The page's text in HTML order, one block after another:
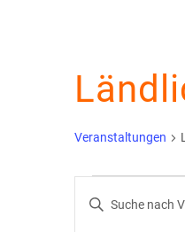
Veranstaltungen
Bitte